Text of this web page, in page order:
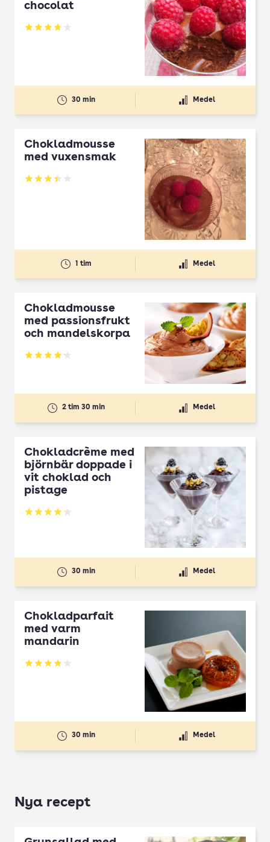
chocolat
Betyg: 3.7 av 5
30 min Medel
Chokladmousse
med vuxensmak
Betyg: 3.46 av 5
1 tim Medel
Chokladmousse
med passionsfrukt
och mandelskorpa
Betyg: 4.19 av 5
2 tim 30 min Medel
Chokladcrème med
björnbär doppade i
vit choklad och
pistage
Betyg: 4.11 av 5
30 min Medel
Chokladparfait
med varm
mandarin
Betyg: 3.91 av 5
30 min Medel
Nya recept